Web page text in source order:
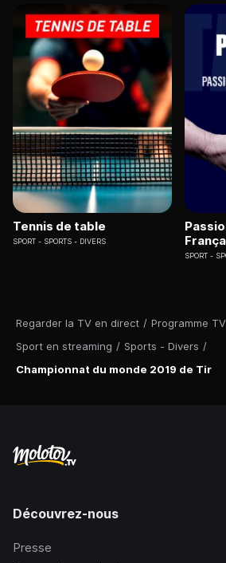
Regarder la TV en direct / Programme TV
Sport en streaming / Sports - Divers /
Championnat du monde 2019 de Tir
Tennis de table
SPORT SPORTS - DIVERS
SPORT
Découvrez-nous
Presse